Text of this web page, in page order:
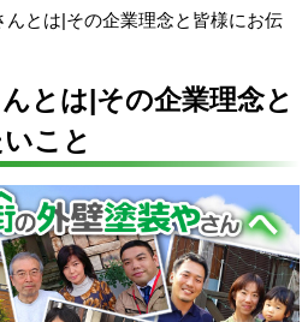
んとは|その企業理念と皆様にお伝
とは|その企業理念と
こと